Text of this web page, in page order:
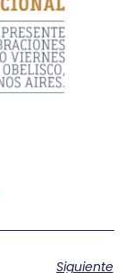
Siguiente